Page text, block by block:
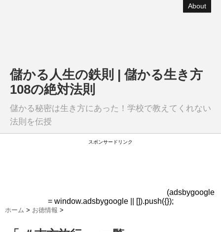
About
儲かる人生の鉄則 | 儲かる生き方
108の絶対法則
儲かる秘密は生き方にあった！学校で教えてくれない
法則を伝授
スポンサードリンク
(adsbygoogle
= window.adsbygoogle || []).push({});
ホーム > お徳情報 >